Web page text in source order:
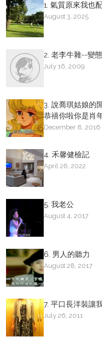
1. 氣質原來我也
August 3, 2025
2. 老李牛雜--變
July 16, 2009
3. 說喬琪姑娘的
恭禧你啦你是肖
December 8, 2016
4. 禾馨健檢記
April 26, 2022
5. 我老公
August 4, 2017
6. 男人的聽力
August 28, 2017
7. 平口長洋裝讓
July 26, 2011